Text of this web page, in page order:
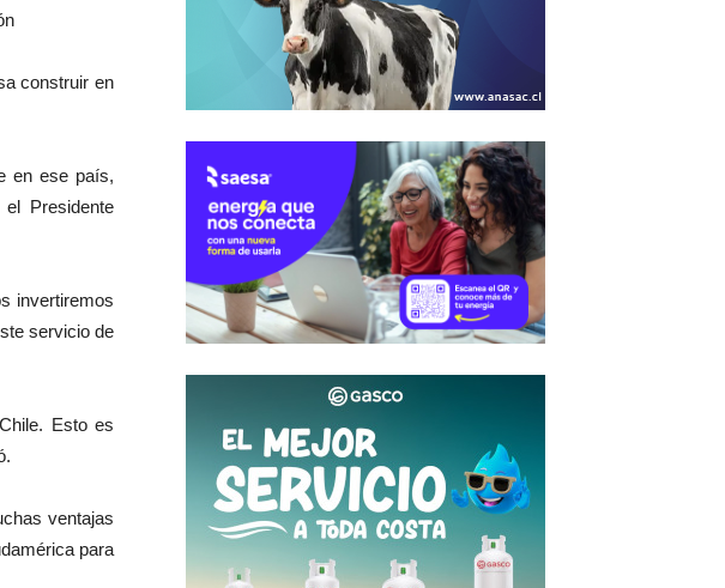
construir en
en ese país,
Presidente
invertiremos
servicio de
Esto es
ventajas
para